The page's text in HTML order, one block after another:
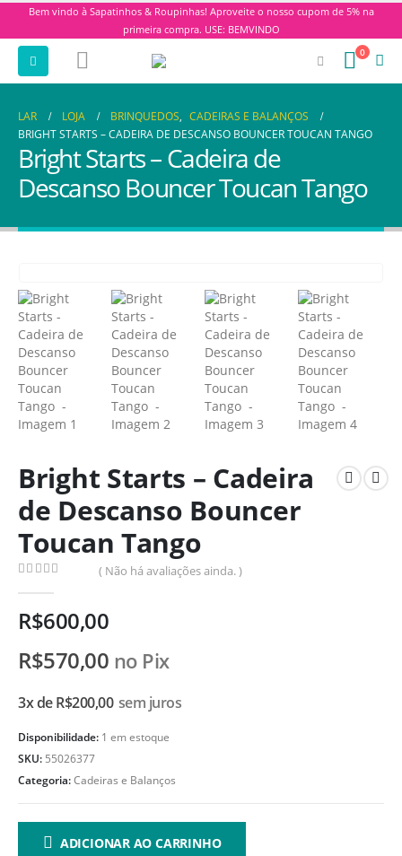
Bem vindo à Sapatinhos & Roupinhas! Aproveite o nosso cupom de 5% na
primeira compra. USE: BEMVINDO
0
LAR LOJA BRINQUEDOS, CADEIRAS E BALANÇOS
BRIGHT STARTS – CADEIRA DE DESCANSO BOUNCER TOUCAN TANGO
Bright Starts – Cadeira de
Descanso Bouncer Toucan Tango
Bright Starts – Cadeira
de Descanso Bouncer
Toucan Tango
( Não há avaliações ainda. )
R$600,00
R$570,00 no Pix
3x deR$200,00 sem juros
Disponibilidade: 1 em estoque
SKU: 55026377
Categoria:Cadeiras e Balanços
ADICIONAR AO CARRINHO